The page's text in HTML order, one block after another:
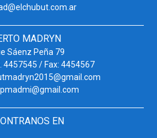
MADRYN
Sáenz Peña 79
4457545 / Fax: 4454567
EN